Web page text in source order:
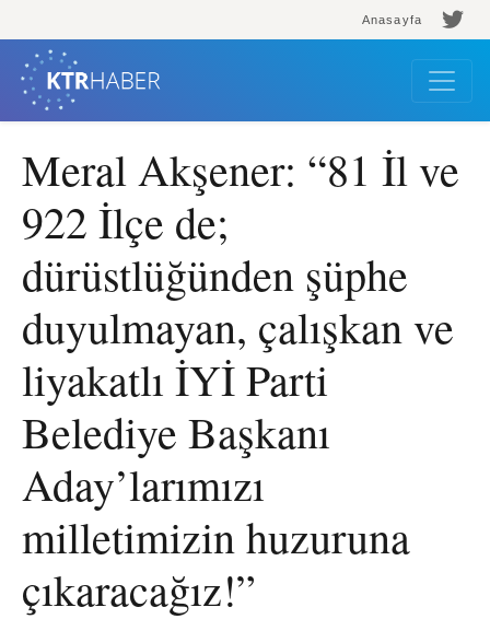
Anasayfa
Meral Akşener: “81 İl ve
922 İlçe de;
dürüstlüğünden şüphe
duyulmayan, çalışkan ve
liyakatlı İYİ Parti
Belediye Başkanı
Aday’larımızı
milletimizin huzuruna
çıkaracağız!”